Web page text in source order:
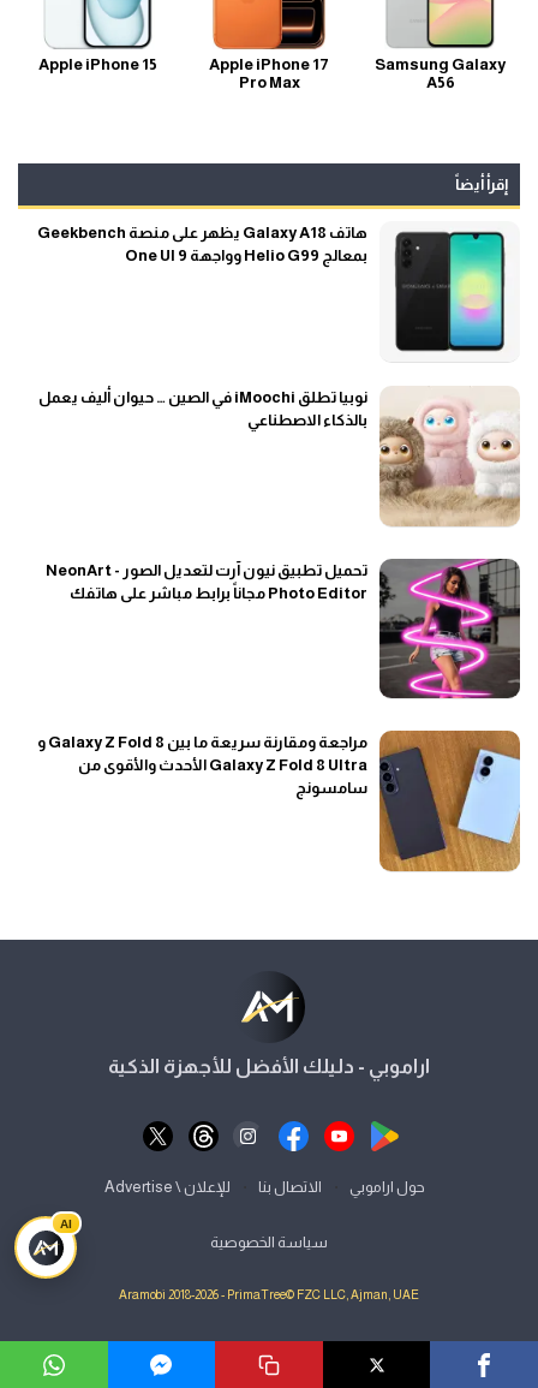
Samsung Galaxy
A56
Apple iPhone 17
Pro Max
Apple iPhone 15
إقرأ أيضاً
هاتف Galaxy A18 يظهر على منصة Geekbench
بمعالج Helio G99 وواجهة One UI 9
نوبيا تطلق iMoochi في الصين … حيوان أليف يعمل
بالذكاء الاصطناعي
تحميل تطبيق نيون آرت لتعديل الصور - NeonArt
Photo Editor مجاناً برابط مباشر على هاتفك
مراجعة ومقارنة سريعة ما بين Galaxy Z Fold 8 و
Galaxy Z Fold 8 Ultra الأحدث والأقوى من
سامسونج
اراموبي - دليلك الأفضل للأجهزة الذكية
حول اراموبي الاتصال بنا للإعلان \ Advertise
سياسة الخصوصية
Aramobi 2018-2026 - PrimaTree© FZC LLC, Ajman, UAE
AI